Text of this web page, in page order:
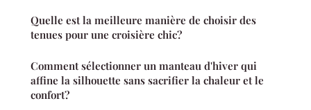
Quelle est la meilleure manière de choisir des
tenues pour une croisière chic?
Comment sélectionner un manteau d'hiver qui
affine la silhouette sans sacrifier la chaleur et le
confort?